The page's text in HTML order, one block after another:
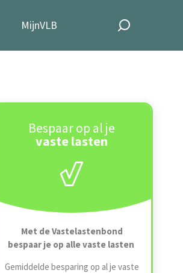
MijnVLB
Bespaar op al je
vaste lasten
Met de Vastelastenbond
bespaar je op alle vaste lasten
Gemiddelde besparing op al je vaste